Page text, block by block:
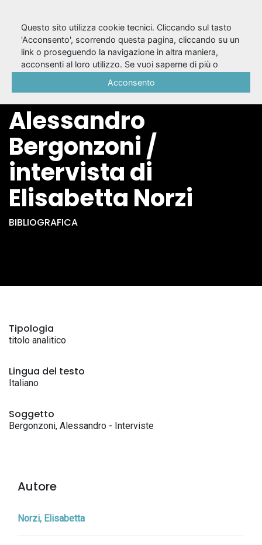
Gli argomenti
micidiali :
Alessandro
Bergonzoni /
intervista di
Elisabetta Norzi
BIBLIOGRAFICA
Tipologia
titolo analitico
Lingua del testo
Italiano
Soggetto
Bergonzoni, Alessandro - Interviste
Autore
Norzi, Elisabetta
Questo sito utilizza cookie tecnici. Cliccando sul tasto
'Acconsento', scorrendo questa pagina, cliccando su un
link o proseguendo la navigazione in altra maniera,
acconsenti al loro utilizzo. Se vuoi saperne di più o
Acconsento